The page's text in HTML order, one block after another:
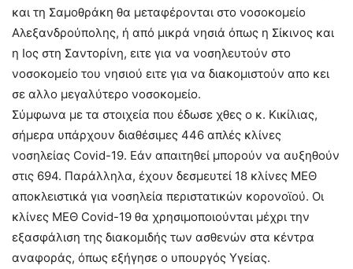
και τη Σαμοθράκη θα μεταφέρονται στο νοσοκομείο
Αλεξανδρούπολης, ή από μικρά νησιά όπως η Σίκινος και
η Ιος στη Σαντορίνη, ειτε για να νοσηλευτούν στο
νοσοκομείο του νησιού ειτε για να διακομιστούν απο κει
σε αλλο μεγαλύτερο νοσοκομείο.
Σύμφωνα με τα στοιχεία που έδωσε χθες ο κ. Κικίλιας,
σήμερα υπάρχουν διαθέσιμες 446 απλές κλίνες
νοσηλείας Covid-19. Εάν απαιτηθεί μπορούν να αυξηθούν
στις 694. Παράλληλα, έχουν δεσμευτεί 18 κλίνες ΜΕΘ
αποκλειστικά για νοσηλεία περιστατικών κορονοϊού. Οι
κλίνες ΜΕΘ Covid-19 θα χρησιμοποιούνται μέχρι την
εξασφάλιση της διακομιδής των ασθενών στα κέντρα
αναφοράς, όπως εξήγησε ο υπουργός Υγείας.